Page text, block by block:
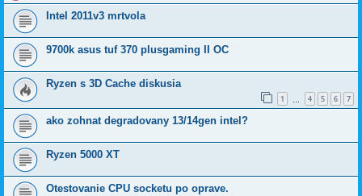
Intel 2011v3 mrtvola
9700k asus tuf 370 plusgaming II OC
Ryzen s 3D Cache diskusia
1 4 5 6 7
ako zohnat degradovany 13/14gen intel?
Ryzen 5000 XT
Otestovanie CPU socketu po oprave.